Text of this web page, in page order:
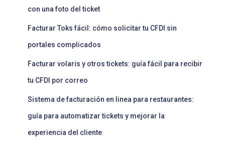
con una foto del ticket
Facturar Toks fácil: cómo solicitar tu CFDI sin
portales complicados
Facturar volaris y otros tickets: guía fácil para recibir
tu CFDI por correo
Sistema de facturación en linea para restaurantes:
guía para automatizar tickets y mejorar la
experiencia del cliente